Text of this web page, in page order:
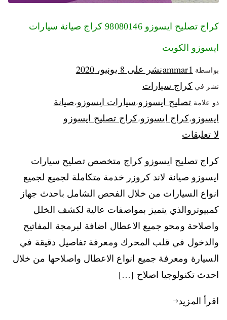
كراج تصليح ايسوزو 98080146‬ كراج صيانة سيارات
ايسوزو الكويت
بواسطة ammar1نشر على 8 يونيو، 2020
نشر في كراج سيارات
ذو علامة تصليح ايسوزو،سيارات ايسوزو،صيانة
ايسوزو،كراج ايسوزو،كراج تصليح ايسوزو
لا تعليقات
كراج تصليح ايسوزو كراج متخصص تصليح سيارات
ايسوزو صيانة لاند كروزر خدمة متكاملة لجميع لجميع
انواع السيارات من خلال الفحص الشامل باحدث جهاز
كمبيوتروالذي يتميز بمواصفات عالية لكشف الخلل
واصلاحة ومحو جميع الاعطال اضافة لبرمجة المفاتيح
والدخول في قلب المحرك ومعرفة تفاصيل دقيقة في
السيارة ومعرفة جميع انواع الاعطال واصلاحها من خلال
احدث تكنولوجيا اصلاح […]
اقرأ المزيد